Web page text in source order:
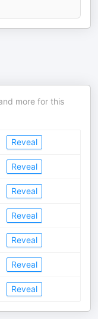
more for this
Reveal
Reveal
Reveal
Reveal
Reveal
Reveal
Reveal